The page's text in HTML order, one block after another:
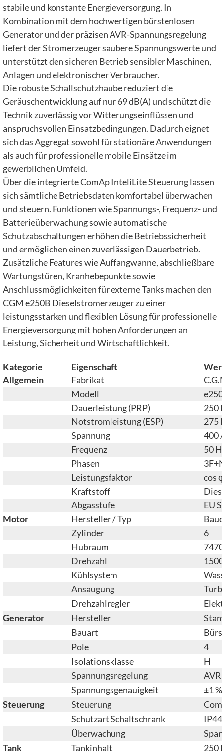
stabile und konstante Energieversorgung. In
Kombination mit dem hochwertigen bürstenlosen
Generator und der präzisen AVR-Spannungsregelung
liefert der Stromerzeuger saubere Spannungswerte und
unterstützt den sicheren Betrieb sensibler Maschinen,
Anlagen und elektronischer Verbraucher.
Die robuste Schallschutzhaube reduziert die
Geräuschentwicklung auf nur 69 dB(A) und schützt die
Technik zuverlässig vor Witterungseinflüssen und
anspruchsvollen Einsatzbedingungen. Dadurch eignet
sich das Aggregat sowohl für stationäre Anwendungen
als auch für professionelle mobile Einsätze im
gewerblichen Umfeld.
Über die integrierte ComAp InteliLite Steuerung lassen
sich sämtliche Betriebsdaten komfortabel überwachen
und steuern. Funktionen wie Spannungs-, Frequenz- und
Batterieüberwachung sowie automatische
Schutzabschaltungen erhöhen die Betriebssicherheit
und ermöglichen einen zuverlässigen Dauerbetrieb.
Zusätzliche Features wie Auffangwanne, abschließbare
Wartungstüren, Kranhebepunkte sowie
Anschlussmöglichkeiten für externe Tanks machen den
CGM e250B Dieselstromerzeuger zu einer
leistungsstarken und flexiblen Lösung für professionelle
Energieversorgung mit hohen Anforderungen an
Leistung, Sicherheit und Wirtschaftlichkeit.
Kategorie Eigenschaft
Allgemein
Fabrikat
Modell
Dauerleistung (PRP)
250
Notstromleistung (ESP)
275
Spannung
400
Frequenz
50
Phasen
Leistungsfaktor
cos
Kraftstoff
Abgasstufe
EU
Motor
Hersteller / Typ
Zylinder
6
Hubraum
Drehzahl
Kühlsystem
Ansaugung
Drehzahlregler
Generator
Hersteller
Bauart
Pole
4
Isolationsklasse
H
Spannungsregelung
AVR
Spannungsgenauigkeit
±1 %
Steuerung
Steuerung
Schutzart Schaltschrank
IP44
Überwachung
Tank
Tankinhalt 250